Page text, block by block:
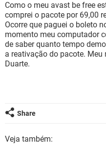
INSTAGRAM
GUIA DE COMPRAS
OUTLOOK
INSTAGRAM
GUIA DE COMPRAS
Como o meu avast be free
comprei o pacote por 69,00
Ocorre que paguei o boleto
momento meu computador
de saber quanto tempo
a reativação do pacote. Meu
Duarte.
Share
Veja também: